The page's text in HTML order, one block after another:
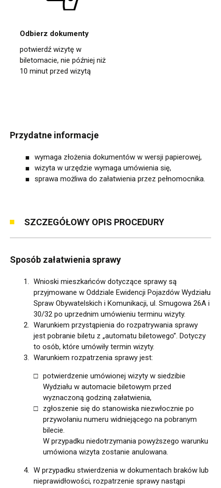
Odbierz dokumenty
potwierdź wizytę w
biletomacie, nie później niż
10 minut przed wizytą
Przydatne informacje
wymaga złożenia dokumentów w wersji papierowej,
wizyta w urzędzie wymaga umówienia się,
sprawa możliwa do załatwienia przez pełnomocnika.
SZCZEGÓŁOWY OPIS PROCEDURY
Sposób załatwienia sprawy
Wnioski mieszkańców dotyczące sprawy są
przyjmowane w Oddziale Ewidencji Pojazdów Wydziału
Spraw Obywatelskich i Komunikacji, ul. Smugowa 26A i
30/32 po uprzednim umówieniu terminu wizyty.
Warunkiem przystąpienia do rozpatrywania sprawy
jest pobranie biletu z „automatu biletowego”. Dotyczy
to osób, które umówiły termin wizyty.
Warunkiem rozpatrzenia sprawy jest:
potwierdzenie umówionej wizyty w siedzibie
Wydziału w automacie biletowym przed
wyznaczoną godziną załatwienia,
zgłoszenie się do stanowiska niezwłocznie po
przywołaniu numeru widniejącego na pobranym
bilecie.
W przypadku niedotrzymania powyższego warunku
umówiona wizyta zostanie anulowana.
W przypadku stwierdzenia w dokumentach braków lub
nieprawidłowości, rozpatrzenie sprawy nastąpi